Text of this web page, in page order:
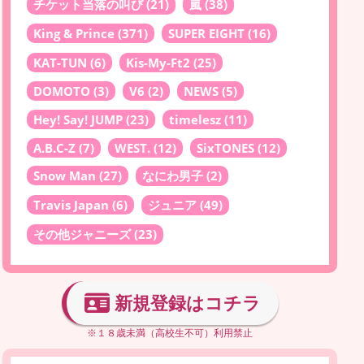
チケット当落の叫び(21) 嵐 (38)
King & Prince (371) SUPER EIGHT (16)
KAT-TUN (6) Kis-My-Ft2 (25)
DOMOTO (3) V6 (2) NEWS (5)
Hey! Say! JUMP (23) timelesz (11)
A.B.C-Z (7) WEST. (12) SixTONES (12)
Snow Man (27) なにわ男子 (2)
Travis Japan (6) ジュニア (49)
その他ジャニーズ(23)
新規登録はコチラ
※１８歳未満（高校生不可）利用禁止